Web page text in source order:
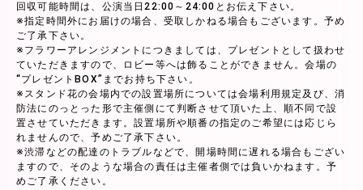
回収可能時間は、公演当日22:00～24:00とお伝え下さい。
※指定時間外にお届けの場合、受取しかねる場合もございます。予め
ご了承下さい。
※フラワーアレンジメントにつきましては、プレゼントとして扱わせ
ていただきますので、ロビー等へは飾ることができません。会場の
“プレゼントBOX”までお持ち下さい。
※スタンド花の会場内での設置場所については会場利用規定及び、消
防法にのっとった形で主催側にて判断させて頂いた上、順不同で設
置させていただきます。設置場所や順番の指定のご希望には応じら
れませんので、予めご了承下さい。
※渋滞などの配達のトラブルなどで、開場時間に遅れる場合もござい
ますので、そのような場合の責任は主催者側では負いかねます。予
めご了承ください。